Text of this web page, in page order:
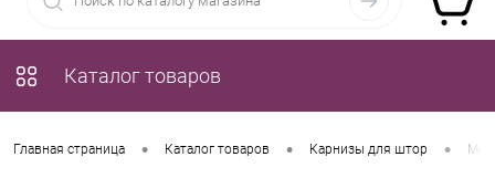
Каталог товаров
Главная страница • Каталог товаров • Карнизы для штор •